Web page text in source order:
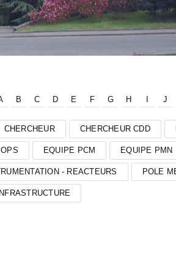
B C D E F G H J
CHERCHEUR CHERCHEUR CDD
EQUIPE PCM EQUIPE PMN
- REACTEURS POLE